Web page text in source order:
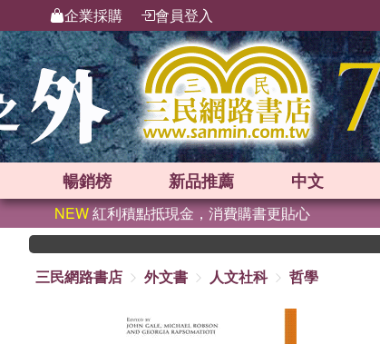
企業採購 會員登入
暢銷榜 新品推薦 中文
NEW紅利積點抵現金，消費購書更貼心
三民網路書店
外文書 人文社科 哲學